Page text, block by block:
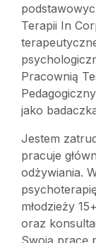
Terapii In
Pracownią
jako
Jestem
pracuje
odżywiania.
młodzieży
oraz